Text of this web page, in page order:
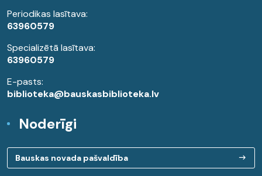
Periodikas lasītava:
63960579
Specializētā lasītava:
63960579
E-pasts:
biblioteka@bauskasbiblioteka.lv
Noderīgi
Bauskas novada pašvaldība